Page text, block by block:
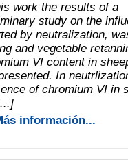
work the results of a
study on the
by neutralization,
and vegetable
VI content in
In
of chromium VI in
información...